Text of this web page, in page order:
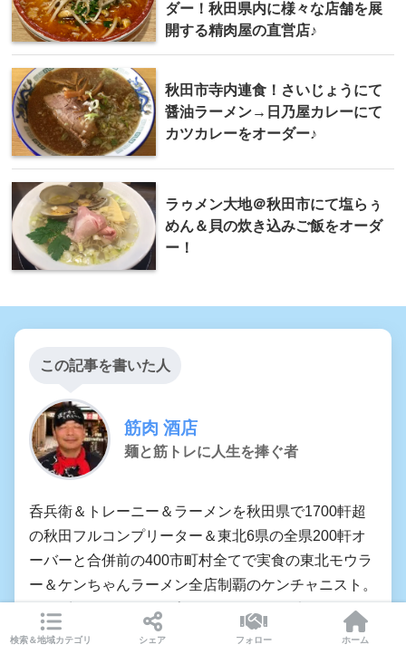
ダー！秋田県内に様々な店舗を展
開する精肉屋の直営店♪
秋田市寺内連食！さいじょうにて
醤油ラーメン→日乃屋カレーにて
カツカレーをオーダー♪
ラゥメン大地＠秋田市にて塩らぅ
めん＆貝の炊き込みご飯をオーダ
ー！
この記事を書いた人
筋肉 酒店
麺と筋トレに人生を捧ぐ者
呑兵衛＆トレーニー＆ラーメンを秋田県で1700軒超
の秋田フルコンプリーター＆東北6県の全県200軒オ
ーバーと合併前の400市町村全てで実食の東北モウラ
ー＆ケンちゃんラーメン全店制覇のケンチャニスト。
2万6千人のFBグループ・秋田のらーめん部の管理
人。本ブログ「筋肉酒店のラーメン食ったら上げマッ
検索＆地域カテゴリ シェア フォロー ホーム